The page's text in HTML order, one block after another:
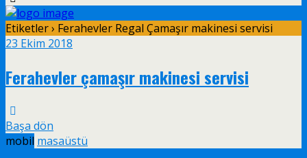
Etiketler › Ferahevler Regal Çamaşır makinesi servisi
23 Ekim 2018
Ferahevler çamaşır makinesi servisi
Başa dön
mobil masaüstü